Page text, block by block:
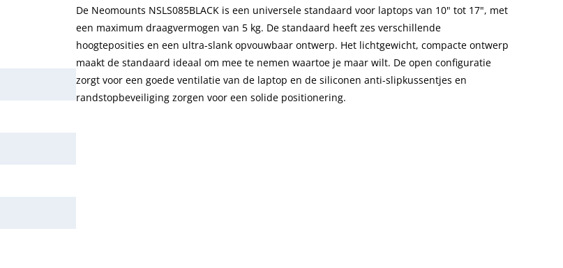
De Neomounts NSLS085BLACK is een universele standaard voor laptops van 10" tot 17", met
een maximum draagvermogen van 5 kg. De standaard heeft zes verschillende
hoogteposities en een ultra-slank opvouwbaar ontwerp. Het lichtgewicht, compacte ontwerp
maakt de standaard ideaal om mee te nemen waartoe je maar wilt. De open configuratie
zorgt voor een goede ventilatie van de laptop en de siliconen anti-slipkussentjes en
randstopbeveiliging zorgen voor een solide positionering.